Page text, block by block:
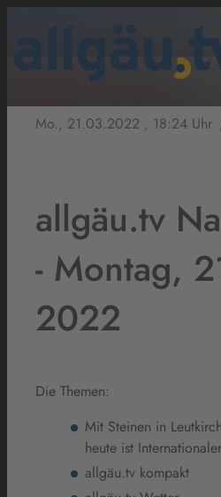
Mo., 21.03.2022 , 18:24 Uhr
allgäu.tv
- Montag,
2022
Die Themen:
Mit Steinen in
heute ist
allgäu.tv kompakt